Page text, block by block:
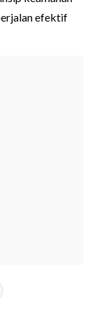
efektif